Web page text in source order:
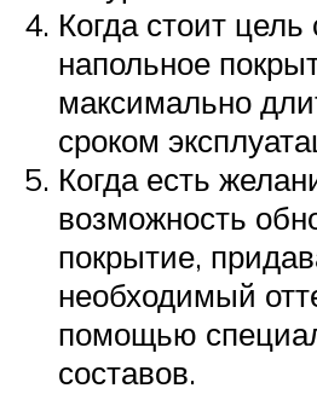
Когда стоит цель
напольное
максимально
сроком
Когда есть
возможность
покрытие,
необходимый
помощью
составов.